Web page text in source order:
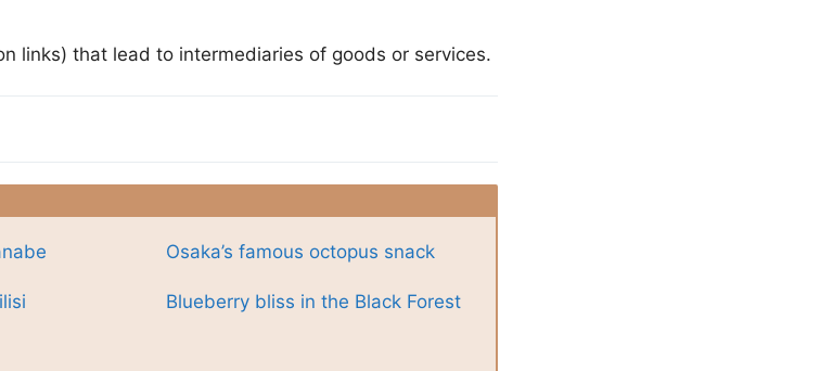
links) that lead to intermediaries of goods or services.
Osaka’s famous octopus snack
Blueberry bliss in the Black Forest